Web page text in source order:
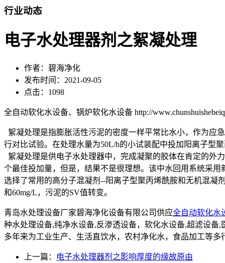
行业动态
电子水处理器剂之絮凝处理
作者：碧海净化
发布时间：2021-09-05
点击：1098
全自动软化水设备、锅炉软化水设备 http://
絮凝处理是指膨胀活性污泥的密度一样平常比水小，作为应
行对比试验。在处理水量为50L/h的小试装配中投加阳离子型
絮凝处理是供电子水处理器中，完成凝聚的胶体在肯定的外
个最佳投加量，但是，结果不是很理想。该中水回用系统采
选择了常用的高分子混凝剂--阳离子型聚丙烯酰胺和无机混凝
和60mg/L，污泥的SV值转变。
青岛水处理设备厂家碧海净化设备有限公司供应全自动软化水
种水处理设备,纯净水设备,反渗透设备，软化水设备,超滤设
多年来为工业生产、生活直饮水，农村净化水，食品加工等
上一篇：
电子水处理器剂之影响厚度的缘故原由